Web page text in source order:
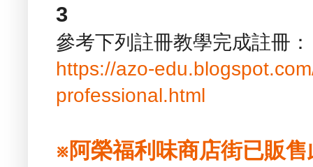
3
參考下列註冊教學完成註冊：
https://azo-
professional.html
※阿榮福利味商店街已販